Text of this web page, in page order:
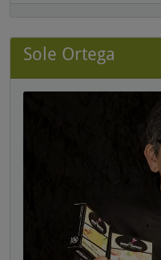
Sole Ortega